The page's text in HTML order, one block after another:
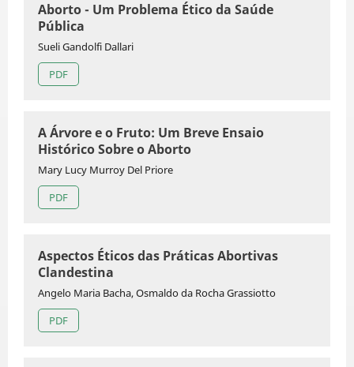
Aborto - Um Problema Ético da Saúde
Pública
Sueli Gandolfi Dallari
PDF
A Árvore e o Fruto: Um Breve Ensaio
Histórico Sobre o Aborto
Mary Lucy Murroy Del Priore
PDF
Aspectos Éticos das Práticas Abortivas
Clandestina
Angelo Maria Bacha, Osmaldo da Rocha Grassiotto
PDF